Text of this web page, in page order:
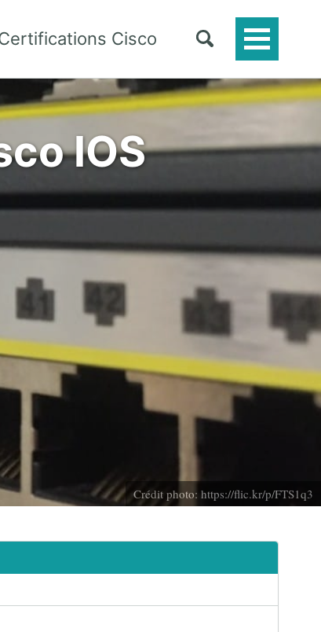
Cisco
Toggle
Menu
IOS
Crédit photo: https://flic.kr/p/FTS1q3